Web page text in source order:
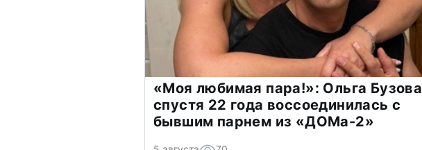
«Моя любимая пара!»: Ольга Бузова
спустя 22 года воссоединилась с
бывшим парнем из «ДОМа-2»